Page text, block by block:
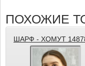
ПОХОЖИЕ
ШАРФ - ХОМУТ